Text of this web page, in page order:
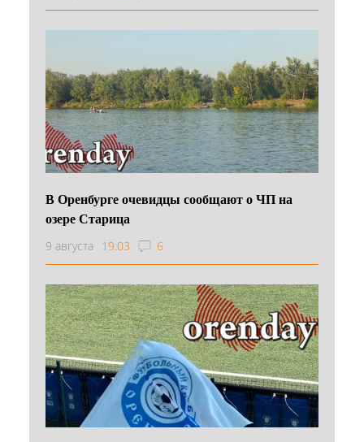
В Оренбурге очевидцы сообщают о ЧП на
озере Старица
9 августа 19:03 6